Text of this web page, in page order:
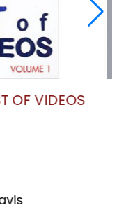
BEST OF VIDEOS